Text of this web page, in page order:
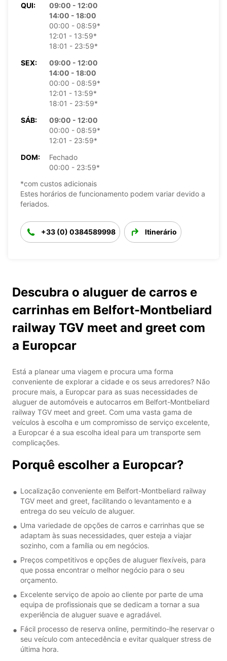
QUI:
09:00 - 12:00
14:00 - 18:00
00:00 - 08:59*
12:01 - 13:59*
18:01 - 23:59*
SEX:
09:00 - 12:00
14:00 - 18:00
00:00 - 08:59*
12:01 - 13:59*
18:01 - 23:59*
SÁB:
09:00 - 12:00
00:00 - 08:59*
12:01 - 23:59*
DOM:
Fechado
00:00 - 23:59*
*com custos adicionais
Estes horários de funcionamento podem variar devido a
feriados.
+33 (0) 0384589998 Itinerário
Descubra o aluguer de carros e
carrinhas em Belfort-Montbeliard
railway TGV meet and greet com
a Europcar
Está a planear uma viagem e procura uma forma
conveniente de explorar a cidade e os seus arredores? Não
procure mais, a Europcar para as suas necessidades de
aluguer de automóveis e autocarros em Belfort-Montbeliard
railway TGV meet and greet. Com uma vasta gama de
veículos à escolha e um compromisso de serviço excelente,
a Europcar é a sua escolha ideal para um transporte sem
complicações.
Porquê escolher a Europcar?
Localização conveniente em Belfort-Montbeliard railway
TGV meet and greet, facilitando o levantamento e a
entrega do seu veículo de aluguer.
Uma variedade de opções de carros e carrinhas que se
adaptam às suas necessidades, quer esteja a viajar
sozinho, com a família ou em negócios.
Preços competitivos e opções de aluguer flexíveis, para
que possa encontrar o melhor negócio para o seu
orçamento.
Excelente serviço de apoio ao cliente por parte de uma
equipa de profissionais que se dedicam a tornar a sua
experiência de aluguer suave e agradável.
Fácil processo de reserva online, permitindo-lhe reservar o
seu veículo com antecedência e evitar qualquer stress de
última hora.